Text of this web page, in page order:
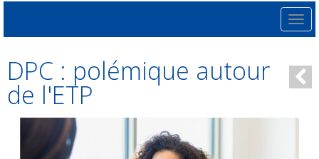
DPC : polémique autour
de l'ETP